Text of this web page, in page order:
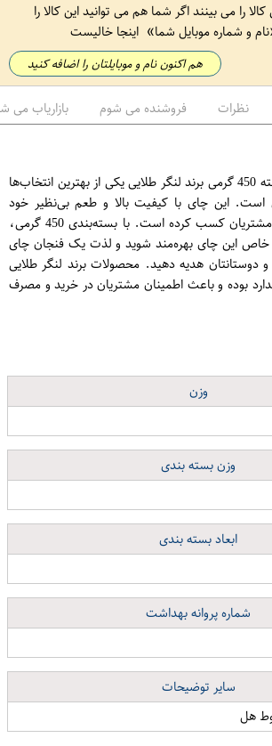
را می بینند اگر شما هم می توانید این کالا را
نام و شماره موبایل شما اینجا خالیست
هم اکنون نام و موبایلتان را اضافه کنید
نظرات فروشنده می شوم بازاریاب می
کالای چای مدل Ln4 بسته 450 گرمی برند لنگر طلایی یکی از بهترین انتخاب‌ها
است. این چای با کیفیت بالا و طعم بی‌نظیر خود
محبوبیت زیادی در بین مشتریان کسب کرده است. با بسته‌بندی 450 گرمی،
خاص این چای بهره‌مند شوید و لذت یک فنجان چای
دوستانتان هدیه دهید. محصولات برند لنگر طلایی
بوده و باعث اطمینان مشتریان در خرید و مصرف
وزن
وزن بسته بندی
ابعاد بسته بندی
شماره پروانه بهداشت
سایر توضیحات
هل